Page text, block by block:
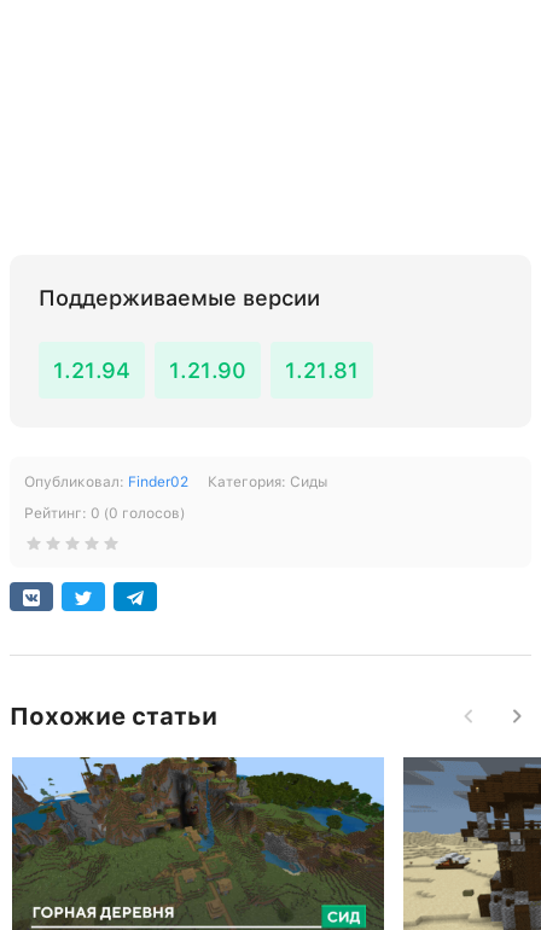
Поддерживаемые версии
1.21.94 1.21.90 1.21.81
Опубликовал: Finder02 Категория: Сиды
Рейтинг: 0 (0 голосов)
Похожие статьи